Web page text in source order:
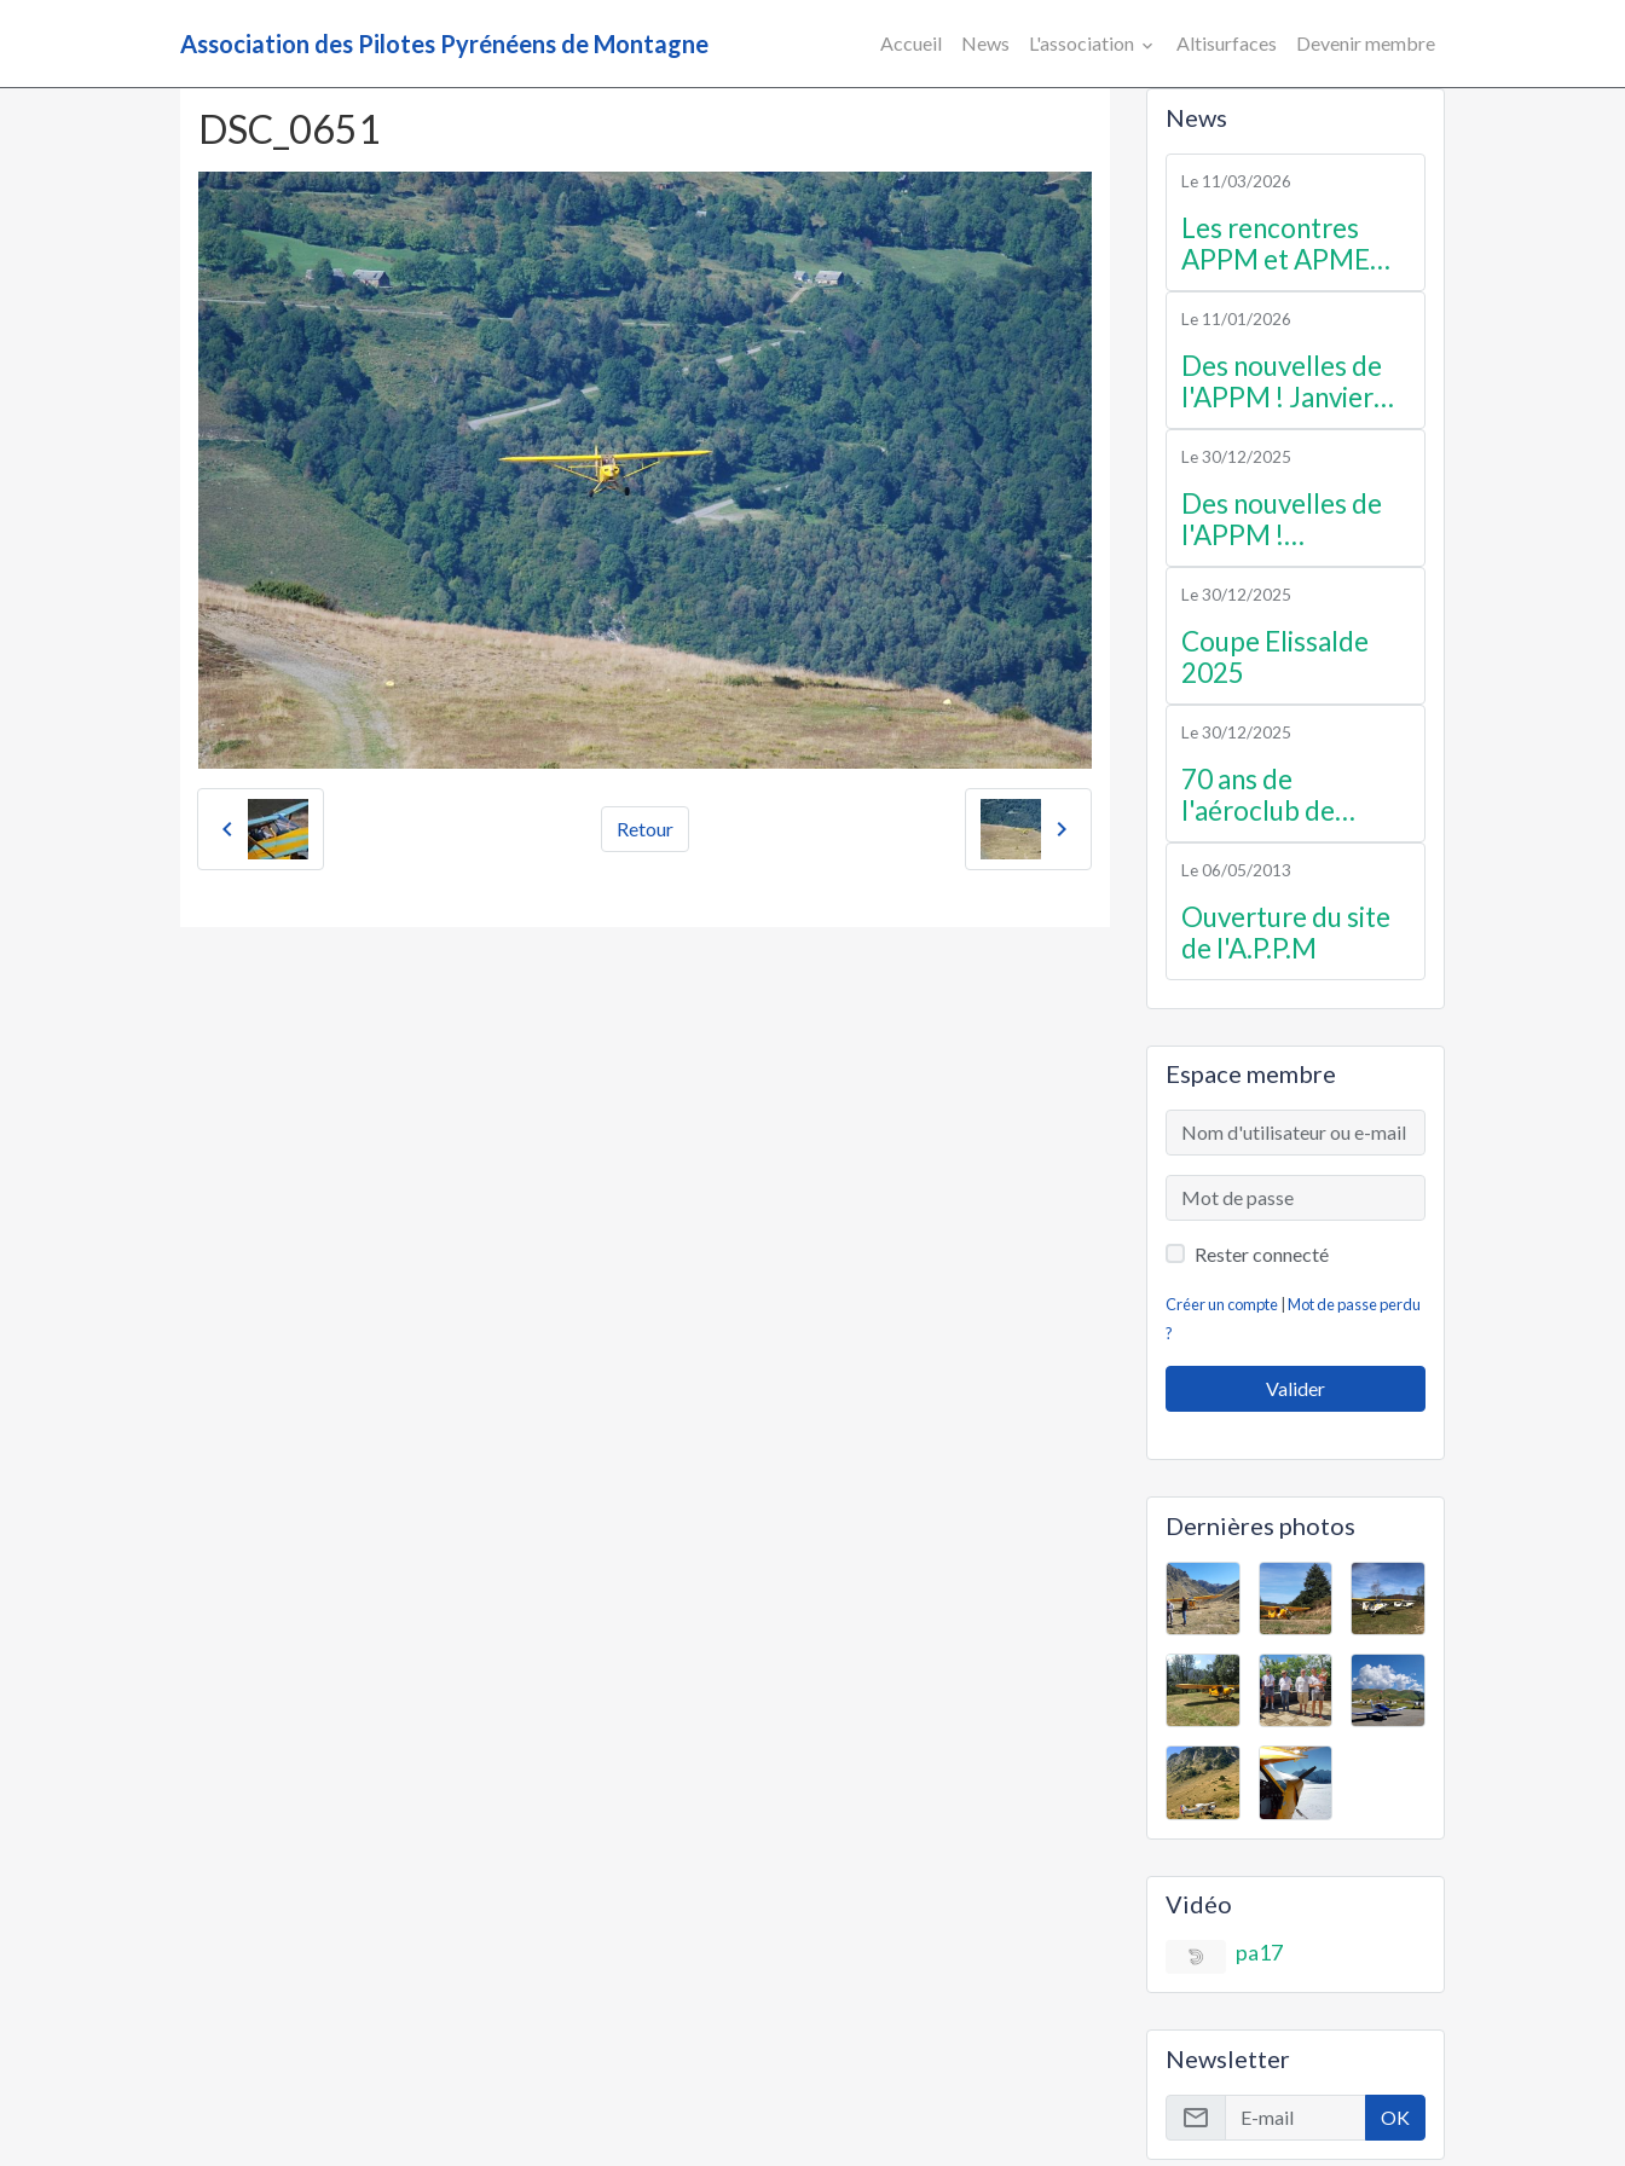
Association des Pilotes Pyrénéens de Montagne Accueil News L'association Altisurfaces Devenir membre
DSC_0651
Retour
News
Le 11/03/2026
Les rencontres
APPM et APME
2026
Le 11/01/2026
Des nouvelles de
l'APPM ! Janvier
2026
Le 30/12/2025
Des nouvelles de
l'APPM !
Septembre 2025
Le 30/12/2025
Coupe Elissalde
2025
Le 30/12/2025
70 ans de
l'aéroclub de
luchon
Le 06/05/2013
Ouverture du site
de l'A.P.P.M
Espace membre
Rester connecté
Créer un compte |Mot de passe perdu
?
Valider
Dernières photos
Vidéo
pa17
Newsletter
OK